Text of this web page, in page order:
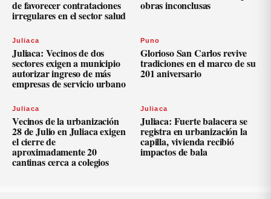
de favorecer contrataciones
irregulares en el sector salud
obras inconclusas
Juliaca
Juliaca: Vecinos de dos
sectores exigen a municipio
autorizar ingreso de más
empresas de servicio urbano
Puno
Glorioso San Carlos revive
tradiciones en el marco de su
201 aniversario
Juliaca
Vecinos de la urbanización
28 de Julio en Juliaca exigen
el cierre de
aproximadamente 20
cantinas cerca a colegios
Juliaca
Juliaca: Fuerte balacera se
registra en urbanización la
capilla, vivienda recibió
impactos de bala